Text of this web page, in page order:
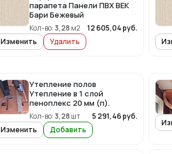
парапета Панели ПВХ ВЕК
Бари Бежевый
Кол-во: 3,28 м2 12 605,04руб.
Изменить
Удалить
Утепление полов
Утепление в 1 слой
пеноплекс 20 мм (п).
Кол-во: 3,28 шт 5 291,46руб.
Изменить
Добавить